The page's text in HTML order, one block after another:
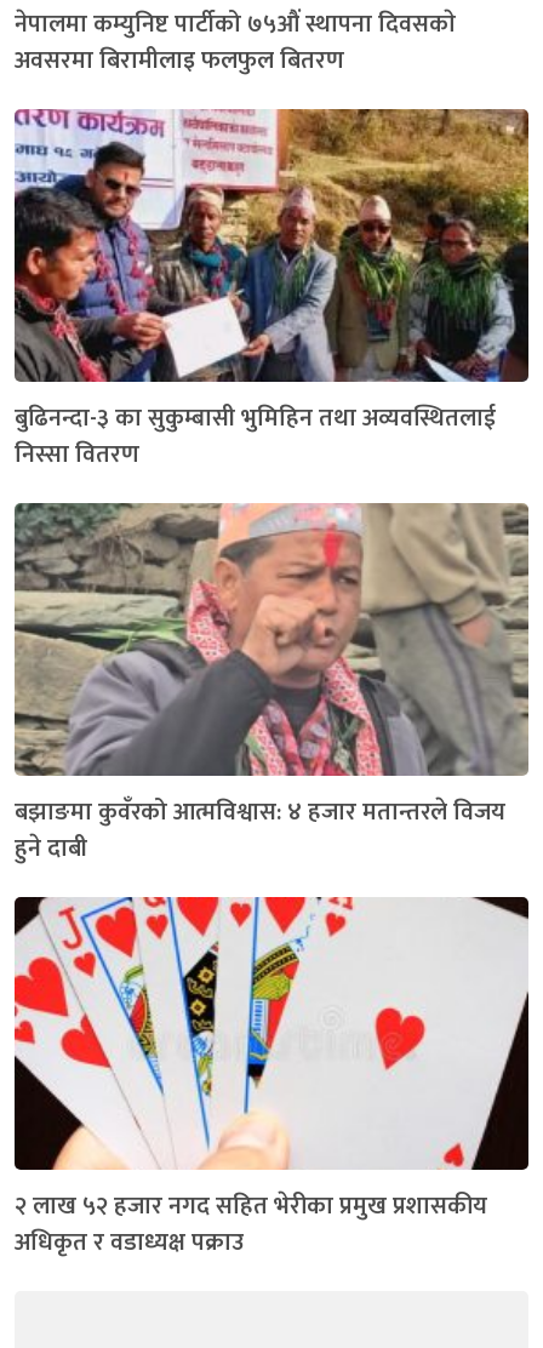
नेपालमा कम्युनिष्ट पार्टीको ७५औं स्थापना दिवसकाे
अवसरमा बिरामीलाइ फलफुल बितरण
बुढिनन्दा-३ का सुकुम्बासी भुमिहिन तथा अव्यवस्थितलाई
निस्सा वितरण
बझाङमा कुवँरको आत्मविश्वास: ४ हजार मतान्तरले विजय
हुने दाबी
२ लाख ५२ हजार नगद सहित भेरीका प्रमुख प्रशासकीय
अधिकृत र वडाध्यक्ष पक्राउ